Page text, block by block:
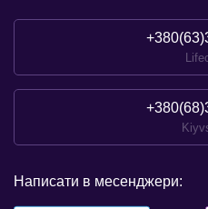
Написати в месенджери: